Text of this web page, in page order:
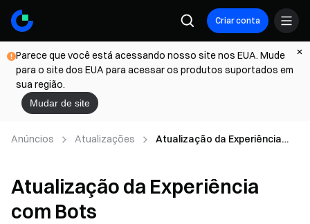
Criar conta
Parece que você está acessando nosso site nos EUA. Mude
para o site dos EUA para acessar os produtos suportados em
sua região.
Mudar de site
Anúncios Atualizações
Atualização da Experiência
Atualização da Experiência
com Bots